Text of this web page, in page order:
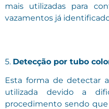
mais utilizadas para
vazamentos já
5. Detecção por tubo
Esta forma de detectar
utilizada devido a
procedimento sendo